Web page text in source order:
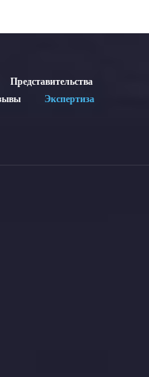
Представительства
Экспертиза